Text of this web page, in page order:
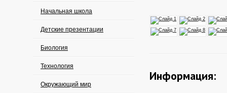
Начальная школа
Детские презентации
Биология
Технология
Окружающий мир
Информация: